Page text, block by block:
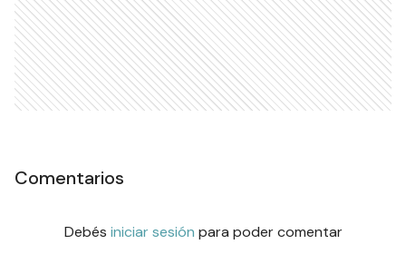
Comentarios
Debés iniciar sesión para poder comentar